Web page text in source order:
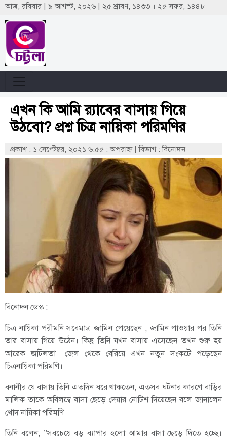
আজ, রবিবার | ৯ আগস্ট, ২০২৬ | ২৫ শ্রাবণ, ১৪৩৩ । ২৫ সফর, ১৪৪৮
এখন কি আমি র‍্যাবের বাসায় গিয়ে
উঠবো? প্রশ্ন চিত্র নায়িকা পরিমণির
প্রকাশ : ১ সেপ্টেম্বর, ২০২১ ৬:৫৫ : অপরাহ্ণ |বিভাগ : বিনোদন
বিনোদন ডেস্ক :
চিত্র নায়িকা পরীমনি সবেমাত্র জামিন পেয়েছেন , জামিন পাওয়ার পর তিনি
তার বাসায় গিয়ে উঠেন। কিন্তু তিনি যখন বাসায় এসেছেন তখন শুরু হয়
আরেক জটিলতা। জেল থেকে বেরিয়ে এখন নতুন সংকটে পড়েছেন
চিত্রনায়িকা পরিমণি।
বনানীর যে বাসায় তিনি এতদিন ধরে থাকতেন, এতসব ঘটনার কারণে বাড়ির
মালিক তাকে অবিলম্বে বাসা ছেড়ে দেয়ার নোটিশ দিয়েছেন বলে জানালেন
খোদ নায়িকা পরিমণি।
তিনি বলেন, ”সবচেয়ে বড় ব্যাপার হলো আমার বাসা ছেড়ে দিতে হচ্ছে।